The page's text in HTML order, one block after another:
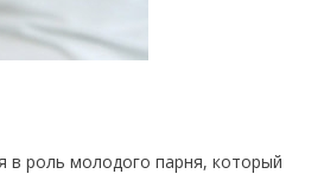
в роль молодого парня, который